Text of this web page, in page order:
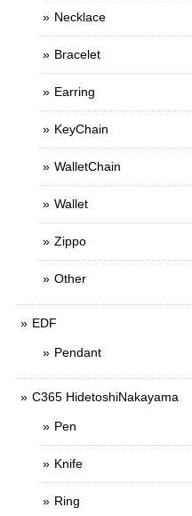
Necklace
Bracelet
Earring
KeyChain
WalletChain
Wallet
Zippo
Other
EDF
Pendant
C365 HidetoshiNakayama
Pen
Knife
Ring